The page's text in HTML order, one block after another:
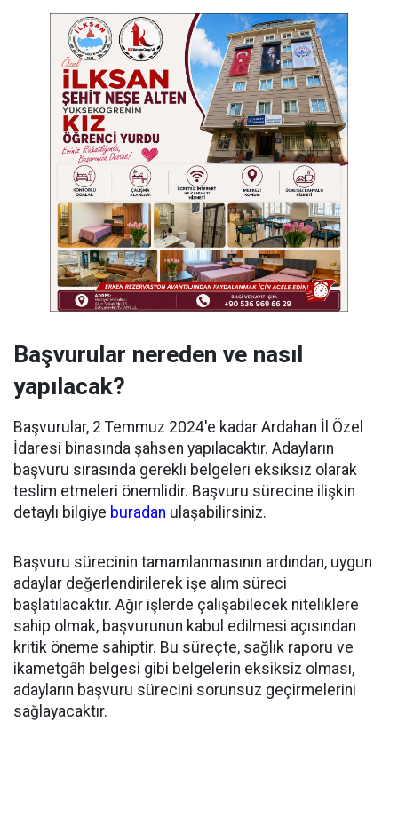
Başvurular nereden ve nasıl
yapılacak?
Başvurular, 2 Temmuz 2024'e kadar Ardahan İl Özel
İdaresi binasında şahsen yapılacaktır. Adayların
başvuru sırasında gerekli belgeleri eksiksiz olarak
teslim etmeleri önemlidir. Başvuru sürecine ilişkin
detaylı bilgiye buradan ulaşabilirsiniz.
Başvuru sürecinin tamamlanmasının ardından, uygun
adaylar değerlendirilerek işe alım süreci
başlatılacaktır. Ağır işlerde çalışabilecek niteliklere
sahip olmak, başvurunun kabul edilmesi açısından
kritik öneme sahiptir. Bu süreçte, sağlık raporu ve
ikametgâh belgesi gibi belgelerin eksiksiz olması,
adayların başvuru sürecini sorunsuz geçirmelerini
sağlayacaktır.